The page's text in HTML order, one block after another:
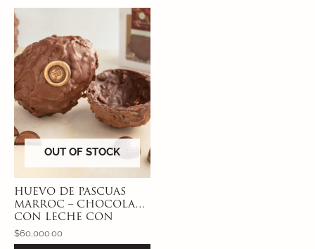
OUT OF STOCK
HUEVO DE PASCUAS
MARROC – CHOCOLATE
CON LECHE CON
CROCANTE DE MANÍ
$60,000.00